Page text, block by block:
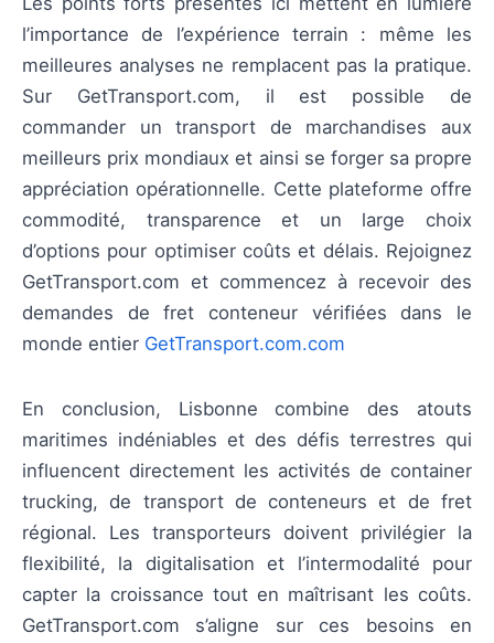
l’importance de l’expérience terrain : même les
meilleures analyses ne remplacent pas la pratique.
Sur GetTransport.com, il est possible de
commander un transport de marchandises aux
meilleurs prix mondiaux et ainsi se forger sa propre
appréciation opérationnelle. Cette plateforme offre
commodité, transparence et un large choix
d’options pour optimiser coûts et délais. Rejoignez
GetTransport.com et commencez à recevoir des
demandes de fret conteneur vérifiées dans le
monde entier GetTransport.com.com
En conclusion, Lisbonne combine des atouts
maritimes indéniables et des défis terrestres qui
influencent directement les activités de container
trucking, de transport de conteneurs et de fret
régional. Les transporteurs doivent privilégier la
flexibilité, la digitalisation et l’intermodalité pour
capter la croissance tout en maîtrisant les coûts.
GetTransport.com s’aligne sur ces besoins en